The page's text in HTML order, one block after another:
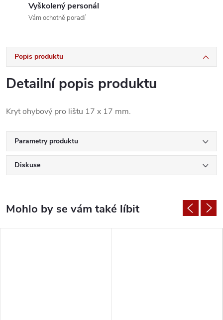
Vyškolený personál
Vám ochotně poradí
Popis produktu
Detailní popis produktu
Kryt ohybový pro lištu 17 x 17 mm.
Parametry produktu
Diskuse